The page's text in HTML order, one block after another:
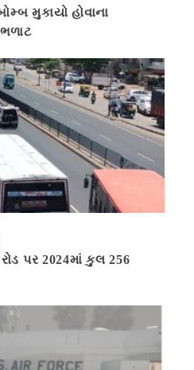
મુકાયો હોવાના
મેલથી ખળભળાટ
પર 2024માં કુલ 256